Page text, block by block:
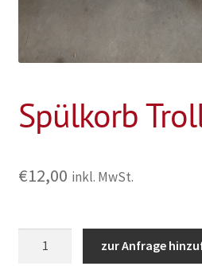
Spülkorb
€12,00 inkl. MwSt.
zur Anfrage